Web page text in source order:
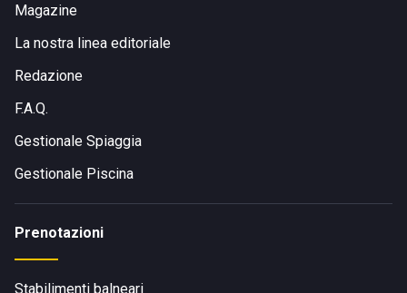
Magazine
La nostra linea editoriale
Redazione
F.A.Q.
Gestionale Spiaggia
Gestionale Piscina
Prenotazioni
Stabilimenti balneari